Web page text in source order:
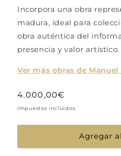
Incorpora una obra
madura, ideal para
obra auténtica del
presencia y valor artístico.
Ver más obras de
Precio
habitual
4.000,00€
Impuestos incluidos.
Agregar